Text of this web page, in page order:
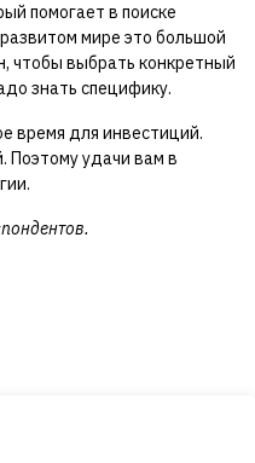
помогает в поиске
мире это большой
чтобы выбрать конкретный
знать специфику.
время для инвестиций.
Поэтому удачи вам в